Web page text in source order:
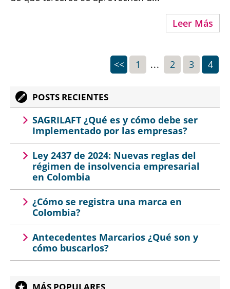
Leer Más
<< 1 ... 2 3 4
POSTS RECIENTES
SAGRILAFT ¿Qué es y cómo debe ser
Implementado por las empresas?
Ley 2437 de 2024: Nuevas reglas del
régimen de insolvencia empresarial
en Colombia
¿Cómo se registra una marca en
Colombia?
Antecedentes Marcarios ¿Qué son y
cómo buscarlos?